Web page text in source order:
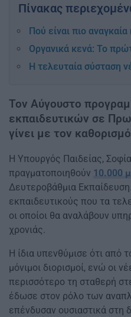
Πίνακας
Πού είναι πιο
Οργανικά κενά: Το
Η τελευταία σύσταση
Τον Αύγουστο
εκπαιδευτικών σε
γίνει με τον
Η Υπουργός Παιδείας,
πραγματοποιηθούν 10.000
Δευτεροβάθμια
εκπαιδευτικούς που τα
οι οποίοι θα αναλάβουν
χρονιάς.
Η ίδια υπενθύμισε ότι
μόνιμοι διορισμοί, ενώ οι
περισσότερο τη σταθερή
έδωσε στον ρόλο των
επένδυσαν ουσιαστικά στη